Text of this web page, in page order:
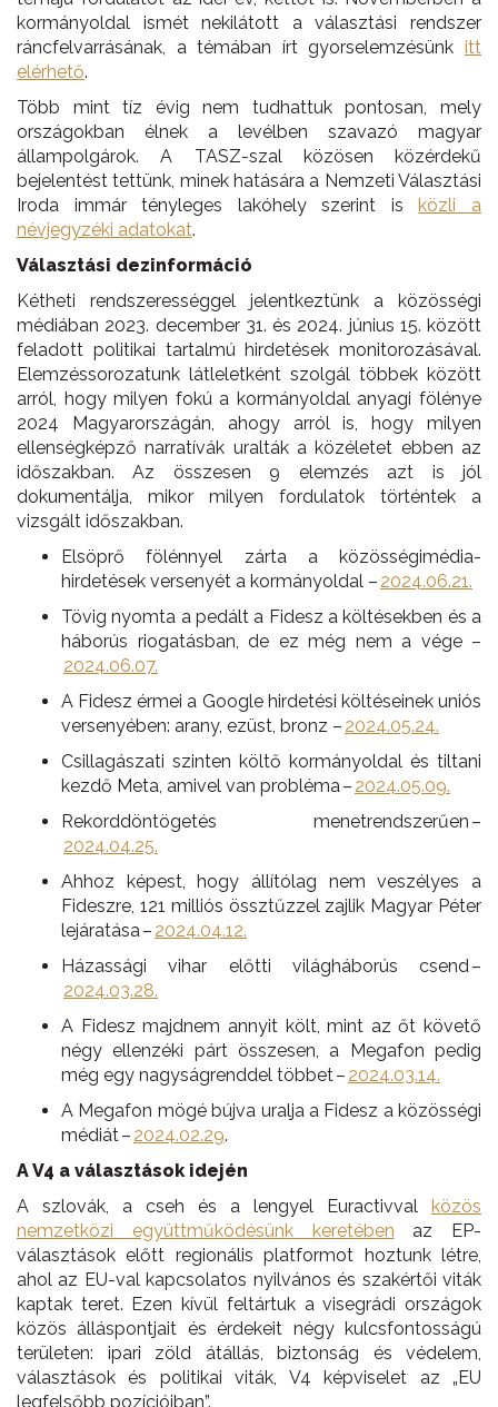
kormányoldal ismét nekilátott a választási rendszer
ráncfelvarrásának, a témában írt gyorselemzésünk itt
elérhető.
Több mint tíz évig nem tudhattuk pontosan, mely
országokban élnek a levélben szavazó magyar
állampolgárok. A TASZ-szal közösen közérdekű
bejelentést tettünk, minek hatására a Nemzeti Választási
Iroda immár tényleges lakóhely szerint isközli a
névjegyzéki adatokat.
Választási dezinformáció
Kétheti rendszerességgel jelentkeztünk a közösségi
médiában 2023. december 31. és 2024. június 15. között
feladott politikai tartalmú hirdetések monitorozásával.
Elemzéssorozatunk látleletként szolgál többek között
arról, hogy milyen fokú a kormányoldal anyagi fölénye
2024 Magyarországán, ahogy arról is, hogy milyen
ellenségképző narratívák uralták a közéletet ebben az
időszakban. Az összesen 9 elemzés azt is jól
dokumentálja, mikor milyen fordulatok történtek a
vizsgált időszakban.
Elsöprő fölénnyel zárta a közösségimédia-
hirdetések versenyét a kormányoldal – 2024.06.21.
Tövig nyomta a pedált a Fidesz a költésekben és a
háborús riogatásban, de ez még nem a vége –
2024.06.07.
A Fidesz érmei a Google hirdetési költéseinek uniós
versenyében: arany, ezüst, bronz – 2024.05.24.
Csillagászati szinten költő kormányoldal és tiltani
kezdő Meta, amivel van probléma – 2024.05.09.
Rekorddöntögetés menetrendszerűen –
2024.04.25.
Ahhoz képest, hogy állítólag nem veszélyes a
Fideszre, 121 milliós össztűzzel zajlik Magyar Péter
lejáratása – 2024.04.12.
Házassági vihar előtti világháborús csend –
2024.03.28.
A Fidesz majdnem annyit költ, mint az őt követő
négy ellenzéki párt összesen, a Megafon pedig
még egy nagyságrenddel többet – 2024.03.14.
A Megafon mögé bújva uralja a Fidesz a közösségi
médiát – 2024.02.29.
A V4 a választások idején
A szlovák, a cseh és a lengyel Euractivval közös
nemzetközi együttműködésünkkeretében az EP-
választások előtt regionális platformot hoztunk létre,
ahol az EU-val kapcsolatos nyilvános és szakértői viták
kaptak teret. Ezen kívül feltártuk a visegrádi országok
közös álláspontjait és érdekeit négy kulcsfontosságú
területen: ipari zöld átállás, biztonság és védelem,
választások és politikai viták, V4 képviselet az „EU
legfelsőbb pozícióiban”.